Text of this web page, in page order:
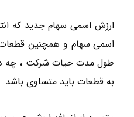
اسمی سهام و همچنین
طول مدت حیات شرکت ، چه در
به قطعات باید متساوی باشد.